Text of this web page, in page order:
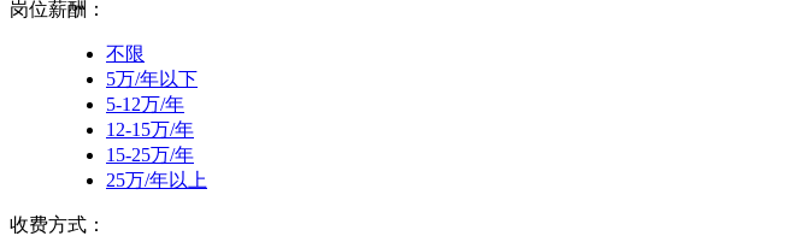
岗位薪酬：
不限
5万/年以下
5-12万/年
12-15万/年
15-25万/年
25万/年以上
收费方式：